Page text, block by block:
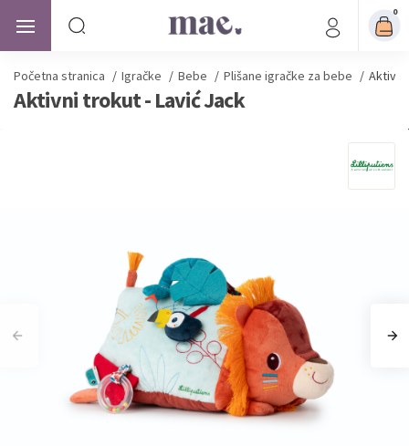
0
Početna stranica / Igračke / Bebe / Plišane igračke za bebe / Aktivni
Aktivni trokut - Lavić Jack